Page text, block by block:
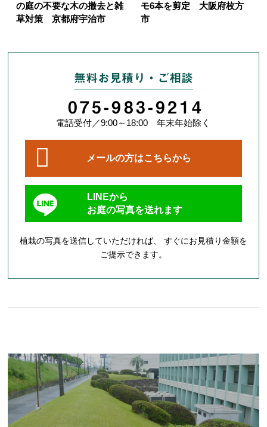
の庭の不要な木の撤去と雑
草対策 京都府宇治市
モ6本を剪定 大阪府枚方
市
無料お見積り・ご相談
075-983-9214
電話受付／9:00～18:00 年末年始除く
メールの方はこちらから
LINEから
お庭の写真を送れます
植栽の写真を送信していただければ、 すぐにお見積り金額を
ご提示できます。